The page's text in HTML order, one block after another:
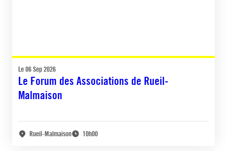
Le 06 Sep 2026
Le Forum des Associations de Rueil-
Malmaison
Rueil-Malmaison 10h00